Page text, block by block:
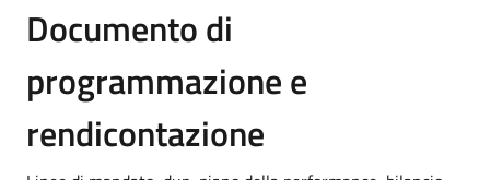
Documento di
programmazione e
rendicontazione